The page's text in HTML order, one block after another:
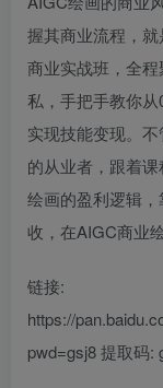
握其商业流程，
商业实战班，全
私，手把手教你从
实现技能变现。
的从业者，跟着
绘画的盈利逻辑
收，在AIGC商业
链接:
https://
pwd=gsj8 提取码: